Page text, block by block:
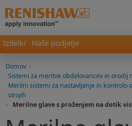
Izdelki Naše podjetje
Domov -
Sistemi za meritve obdelovancev in orodij
Merilni sistemi za nastavljanje in kontrolo
strojih
-
Merilne glave s proženjem na dotik